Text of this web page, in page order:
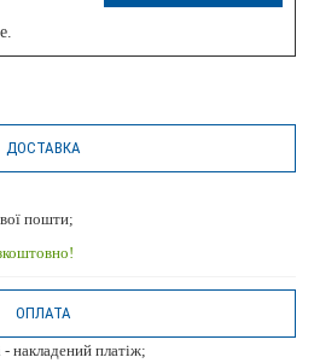
ДОСТАВКА
пошти;
ОПЛАТА
накладений платіж;